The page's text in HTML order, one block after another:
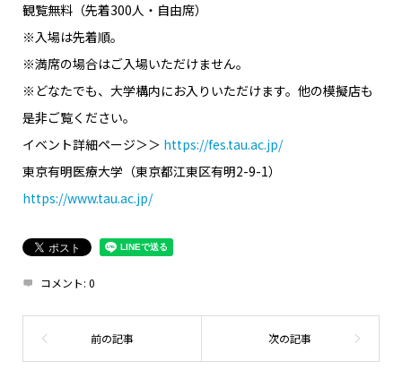
観覧無料（先着300人・自由席）
※入場は先着順。
※満席の場合はご入場いただけません。
※どなたでも、大学構内にお入りいただけます。他の模擬店も
是非ご覧ください。
イベント詳細ページ＞＞ https://fes.tau.ac.jp/
東京有明医療大学（東京都江東区有明2-9-1）
https://www.tau.ac.jp/
コメント: 0